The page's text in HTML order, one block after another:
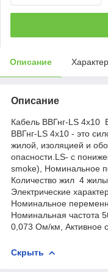
Описание
Описание
Кабель ВВГнг-LS 4х10
ВВГнг-LS 4х10 - это
жилой, изоляцией и
опасности.LS- с
smoke), Номинальное
Количество жил 4
Электрические
Номинальное
Номинальная частота
0,073 Ом/км, Активное
Скрыть